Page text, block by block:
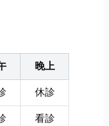
晚上
休診
看診